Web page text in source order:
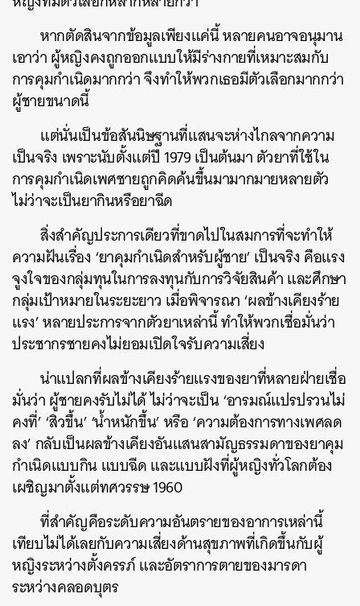
หากตัดสินจากข้อมูลเพียงแค่นี้ หลายคนอาจอนุมาน
เอาว่า ผู้หญิงคงถูกออกแบบให้มีร่างกายที่เหมาะสมกับ
การคุมกำเนิดมากกว่า จึงทำให้พวกเธอมีตัวเลือกมากกว่า
ผู้ชายขนาดนี้
แต่นั่นเป็นข้อสันนิษฐานที่แสนจะห่างไกลจากความ
เป็นจริง เพราะนับตั้งแต่ปี 1979 เป็นต้นมา ตัวยาที่ใช้ใน
การคุมกำเนิดเพศชายถูกคิดค้นขึ้นมามากมายหลายตัว
ไม่ว่าจะเป็นยากินหรือยาฉีด
สิ่งสำคัญประการเดียวที่ขาดไปในสมการที่จะทำให้
ความฝันเรื่อง ‘ยาคุมกำเนิดสำหรับผู้ชาย’ เป็นจริง คือแรง
จูงใจของกลุ่มทุนในการลงทุนกับการวิจัยสินค้า และศึกษา
กลุ่มเป้าหมายในระยะยาว เมื่อพิจารณา ‘ผลข้างเคียงร้าย
แรง’ หลายประการจากตัวยาเหล่านี้ ทำให้พวกเชื่อมั่นว่า
ประชากรชายคงไม่ยอมเปิดใจรับความเสี่ยง
น่าแปลกที่ผลข้างเคียงร้ายแรงของยาที่หลายฝ่ายเชื่อ
มั่นว่า ผู้ชายคงรับไม่ได้ ไม่ว่าจะเป็น ‘อารมณ์แปรปรวนไม่
คงที่’ ‘สิวขึ้น’ ‘น้ำหนักขึ้น’ หรือ ‘ความต้องการทางเพศลด
ลง’ กลับเป็นผลข้างเคียงอันแสนสามัญธรรมดาของยาคุม
กำเนิดแบบกิน แบบฉีด และแบบฝังที่ผู้หญิงทั่วโลกต้อง
เผชิญมาตั้งแต่ทศวรรษ 1960
ที่สำคัญคือระดับความอันตรายของอาการเหล่านี้
เทียบไม่ได้เลยกับความเสี่ยงด้านสุขภาพที่เกิดขึ้นกับผู้
หญิงระหว่างตั้งครรภ์ และอัตราการตายของมารดา
ระหว่างคลอดบุตร
ค้นหา
SHARE TWEET LINE EMAIL